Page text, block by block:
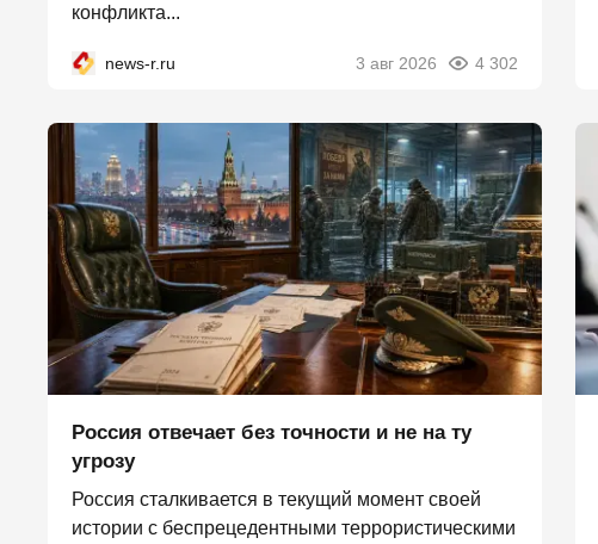
конфликта...
news-r.ru 3 авг 2026 4 302
Россия отвечает без точности и не на ту
угрозу
Россия сталкивается в текущий момент своей
истории с беспрецедентными террористическими